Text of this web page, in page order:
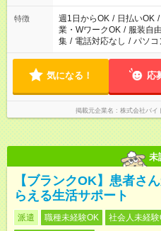
特徴 週1日からOK / 日払いOK /
業・WワークOK / 服装自由
集 / 電話対応なし / パソコ
気になる！ 応
掲載元企業名 株式会社バイ
未
【ブランクOK】患者さ
らえる生活サポート
派遣 職種未経験OK 社会人未経験